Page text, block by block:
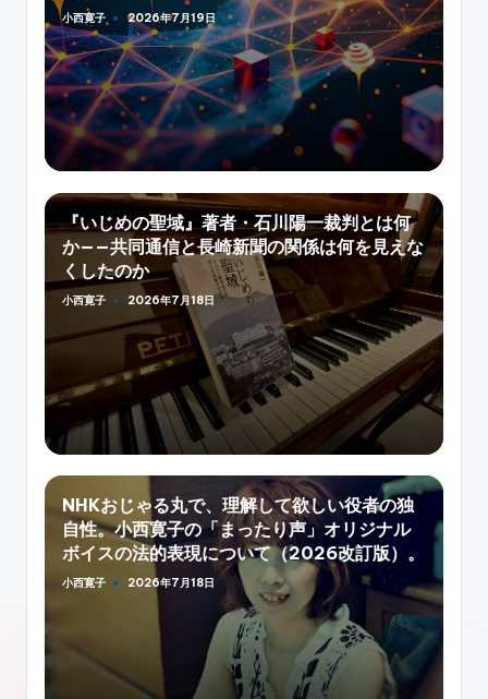
Posted
by
小西寛子 2026年7月19日
『いじめの聖域』著者・石川陽一裁判とは何
か——共同通信と長崎新聞の関係は何を見えな
くしたのか
Posted
小西寛子 2026年7月18日
NHKおじゃる丸で、理解して欲しい役者の独
自性。小西寛子の「まったり声」オリジナル
ボイスの法的表現について（2026改訂版）。
Posted
小西寛子 2026年7月18日